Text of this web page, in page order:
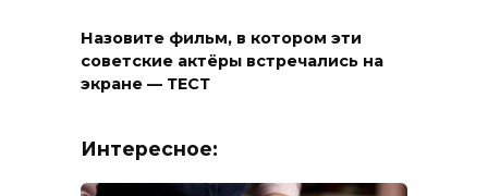
Назовите фильм, в котором эти
советские актёры встречались на
экране — ТЕСТ
Интересное: